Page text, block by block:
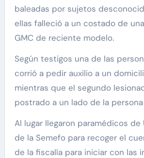
baleadas por sujetos
ellas falleció a un costado de
GMC de reciente modelo.
Según testigos una de las
corrió a pedir auxilio a un
mientras que el segundo
postrado a un lado de la
Al lugar llegaron paramédicos de
de la Semefo para recoger el
de la fiscalía para iniciar con las